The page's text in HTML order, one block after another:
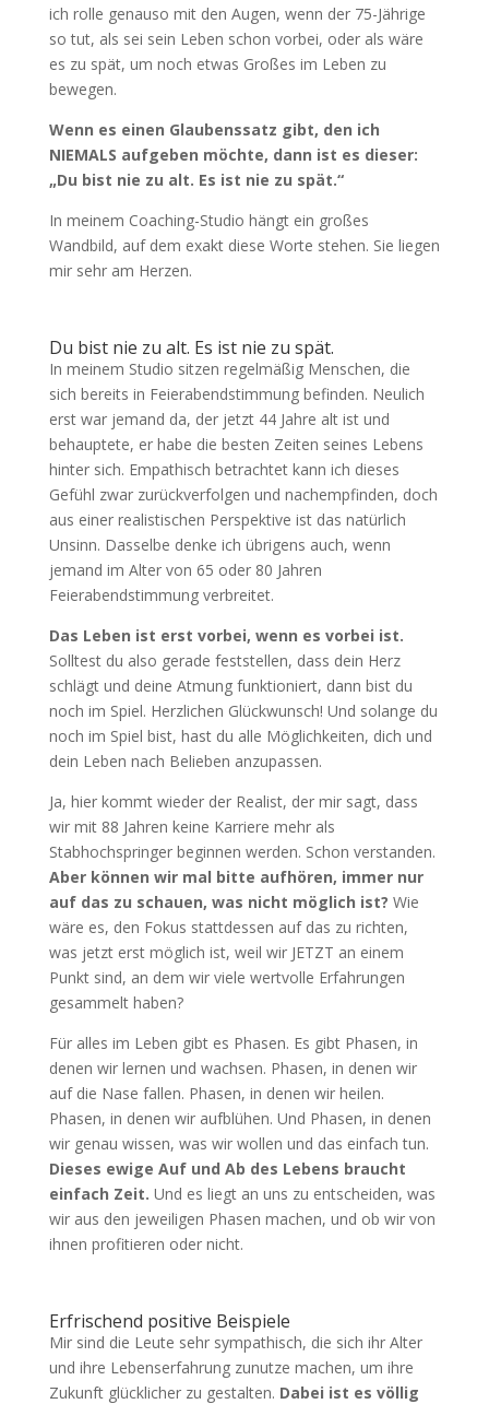
ich rolle genauso mit den Augen, wenn der 75-Jährige
so tut, als sei sein Leben schon vorbei, oder als wäre
es zu spät, um noch etwas Großes im Leben zu
bewegen.
Wenn es einen Glaubenssatz gibt, den ich
NIEMALS aufgeben möchte, dann ist es dieser:
„Du bist nie zu alt. Es ist nie zu spät.“
In meinem Coaching-Studio hängt ein großes
Wandbild, auf dem exakt diese Worte stehen. Sie liegen
mir sehr am Herzen.
Du bist nie zu alt. Es ist nie zu spät.
In meinem Studio sitzen regelmäßig Menschen, die
sich bereits in Feierabendstimmung befinden. Neulich
erst war jemand da, der jetzt 44 Jahre alt ist und
behauptete, er habe die besten Zeiten seines Lebens
hinter sich. Empathisch betrachtet kann ich dieses
Gefühl zwar zurückverfolgen und nachempfinden, doch
aus einer realistischen Perspektive ist das natürlich
Unsinn. Dasselbe denke ich übrigens auch, wenn
jemand im Alter von 65 oder 80 Jahren
Feierabendstimmung verbreitet.
Das Leben ist erst vorbei, wenn es vorbei ist.
Solltest du also gerade feststellen, dass dein Herz
schlägt und deine Atmung funktioniert, dann bist du
noch im Spiel. Herzlichen Glückwunsch! Und solange du
noch im Spiel bist, hast du alle Möglichkeiten, dich und
dein Leben nach Belieben anzupassen.
Ja, hier kommt wieder der Realist, der mir sagt, dass
wir mit 88 Jahren keine Karriere mehr als
Stabhochspringer beginnen werden. Schon verstanden.
Aber können wir mal bitte aufhören, immer nur
auf das zu schauen, was nicht möglich ist? Wie
wäre es, den Fokus stattdessen auf das zu richten,
was jetzt erst möglich ist, weil wir JETZT an einem
Punkt sind, an dem wir viele wertvolle Erfahrungen
gesammelt haben?
Für alles im Leben gibt es Phasen. Es gibt Phasen, in
denen wir lernen und wachsen. Phasen, in denen wir
auf die Nase fallen. Phasen, in denen wir heilen.
Phasen, in denen wir aufblühen. Und Phasen, in denen
wir genau wissen, was wir wollen und das einfach tun.
Dieses ewige Auf und Ab des Lebens braucht
einfach Zeit. Und es liegt an uns zu entscheiden, was
wir aus den jeweiligen Phasen machen, und ob wir von
ihnen profitieren oder nicht.
Erfrischend positive Beispiele
Mir sind die Leute sehr sympathisch, die sich ihr Alter
und ihre Lebenserfahrung zunutze machen, um ihre
Zukunft glücklicher zu gestalten. Dabei ist es völlig